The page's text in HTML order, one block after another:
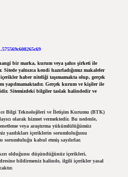
bir marka, kurum veya şahıs şirketi ile
yalnızca kendi hazırladığımız makaleler
haber niteliği taşımamakta olup, gerçek
yapılmamaktadır. Gerçek kurum ve kişiler ile
Sitemizdeki bilgiler taslak halindedir ve
Bilgi Teknolojileri ve İletişim Kurumu (BTK)
olarak hizmet vermektedir. Bu nedenle,
veya araştırma yükümlülüğümüz
yazdıkları içeriklerin sorumluluğunu
sorumluluğu kabul etmiş sayılırlar.
olduğunu düşündüğünüz içerikleri,
bildirmeniz halinde, ilgili içerikler yasal